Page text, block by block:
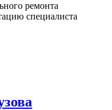
ремонта
специалиста